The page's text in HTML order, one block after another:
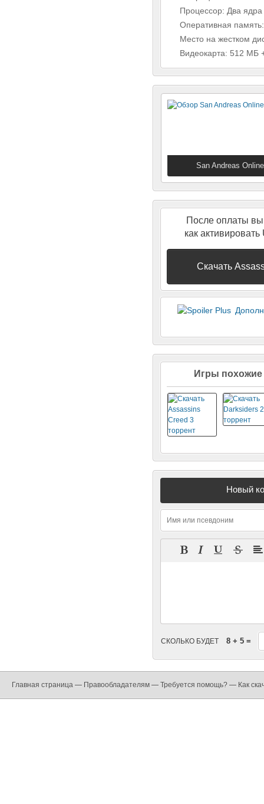
Процессор: Два
Оперативная
Место на жестком
Видеокарта: 512 МБ
San Andreas Online
GTA в России
После оплаты
как
Скачать
Игры похожие
Новый
СКОЛЬКО БУДЕТ 8 + 5 =
Главная страница — Правообладателям — Требуется помощь? — Как